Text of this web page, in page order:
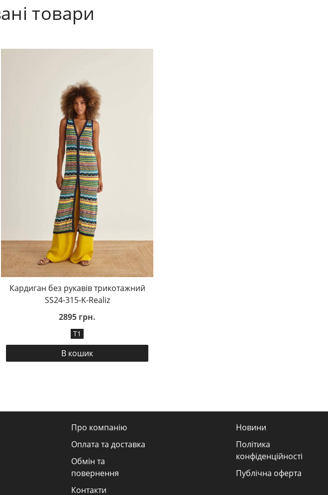
товари
Кардиган без рукавів трикотажний
SS24-315-K-Realiz
2895 грн.
T1
В кошик
Про компанію
Оплата та доставка
Обмін та
повернення
Контакти
Новини
Політика
конфіденційності
Публічна оферта